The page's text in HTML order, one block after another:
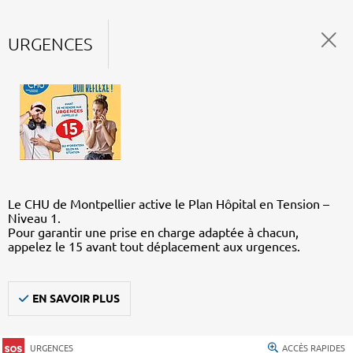
URGENCES
Le CHU de Montpellier active le Plan Hôpital en Tension –
Niveau 1.
Pour garantir une prise en charge adaptée à chacun,
appelez le 15 avant tout déplacement aux urgences.
EN SAVOIR PLUS
URGENCES ACCÈS RAPIDES